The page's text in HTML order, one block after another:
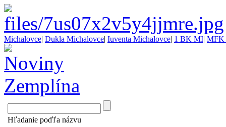
Michalovce| Dukla Michalovce| Iuventa Michalovce| 1 BK MI| MFK
Hľadanie poďľa názvu